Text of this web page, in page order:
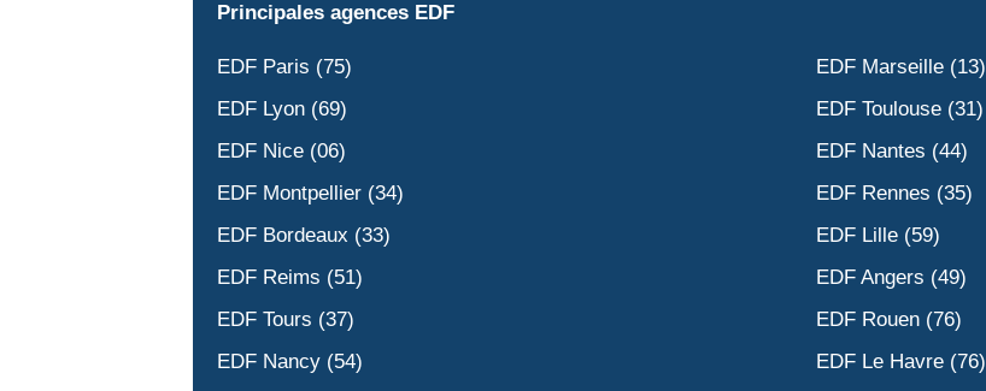
Principales agences EDF
EDF Paris (75)
EDF Marseille (13)
EDF Lyon (69)
EDF Toulouse (31)
EDF Nice (06)
EDF Nantes (44)
EDF Montpellier (34)
EDF Rennes (35)
EDF Bordeaux (33)
EDF Lille (59)
EDF Reims (51)
EDF Angers (49)
EDF Tours (37)
EDF Rouen (76)
EDF Nancy (54)
EDF Le Havre (76)